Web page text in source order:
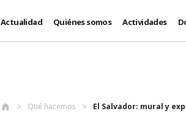
Actualidad Quiénes somos Actividades
Qué hacemos El Salvador: mural y